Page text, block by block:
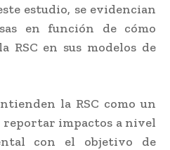
estudio, se evidencian
en función de cómo
RSC en sus modelos de
la RSC como un
impactos a nivel
con el objetivo de